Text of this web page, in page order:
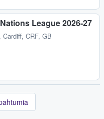
League 2026-27
, Cardiff, CRF, GB